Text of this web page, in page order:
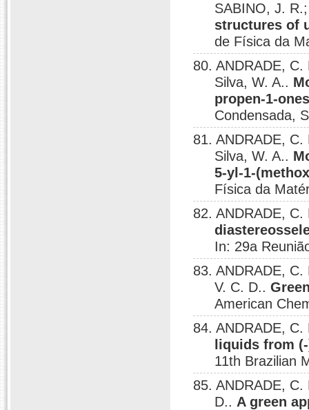
SABINO, J.
structures of
de Física da
80. ANDRADE,
Silva, W. A..
propen-1-
Condensada,
81. ANDRADE,
Silva, W. A..
5-yl-1-
Física da
82. ANDRADE,
In: 29a
83. ANDRADE,
V. C. D..
American
84. ANDRADE,
liquids from
11th Brazilian
85. ANDRADE,
D.. A green